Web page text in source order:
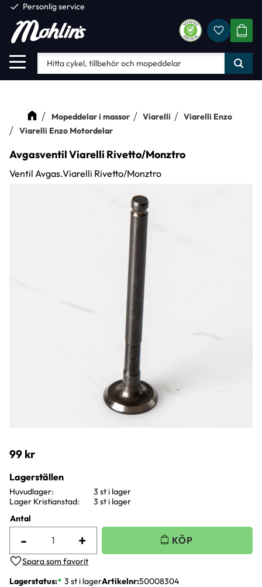
Meny
check Personlig service
Mopeddelar i massor Viarelli
Viarelli Enzo
Viarelli Enzo Motordelar
Avgasventil Viarelli Rivetto/Monztro
Ventil Avgas.Viarelli Rivetto/Monztro
99 kr
Antal
+
-
Lägg till i favoriter
Lagerstatus 3 st i lagerArtikelnr 50008304
Lagerställen
Huvudlager
3 st i lager
Lager Kristianstad
3 st i lager